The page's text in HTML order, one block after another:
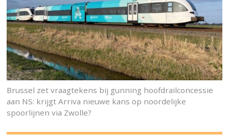
Brussel zet vraagtekens bij gunning hoofdrailconcessie
aan NS: krijgt Arriva nieuwe kans op noordelijke
spoorlijnen via Zwolle?